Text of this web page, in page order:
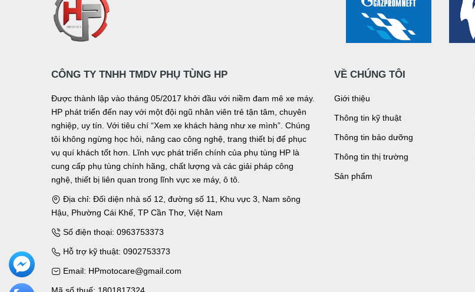
CÔNG TY TNHH TMDV PHỤ TÙNG HP
Được thành lập vào tháng 05/2017 khởi đầu với niềm đam mê xe máy.
HP phát triển đến nay với một đội ngũ nhân viên trẻ tận tâm, chuyên
nghiệp, uy tín. Với tiêu chí “Xem xe khách hàng như xe mình”. Chúng
tôi không ngừng học hỏi, nâng cao công nghệ, trang thiết bị để phục
vụ quí khách tốt hơn. Lĩnh vực phát triển chính của phụ tùng HP là
cung cấp phụ tùng chính hãng, chất lượng và các giải pháp công
nghệ, thiết bị liên quan trong lĩnh vực xe máy, ô tô.
Địa chỉ: Đối diện nhà số 12, đường số 11, Khu vực 3, Nam sông
Hậu, Phường Cái Khế, TP Cần Thơ, Việt Nam
Số điện thoại: 0963753373
Hỗ trợ kỹ thuật: 0902753373
Email: HPmotocare@gmail.com
Mã số thuế: 1801817324
VỀ CHÚNG TÔI
Giới thiệu
Thông tin kỹ thuật
Thông tin bảo dưỡng
Thông tin thị trường
Sản phẩm